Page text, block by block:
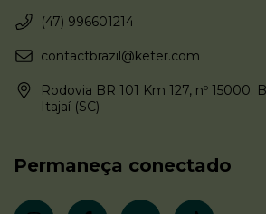
(47) 996601214
contactbrazil@keter.com
Rodovia BR 101 Km 127, nº 15000.
Itajaí (SC)
Permaneça conectado